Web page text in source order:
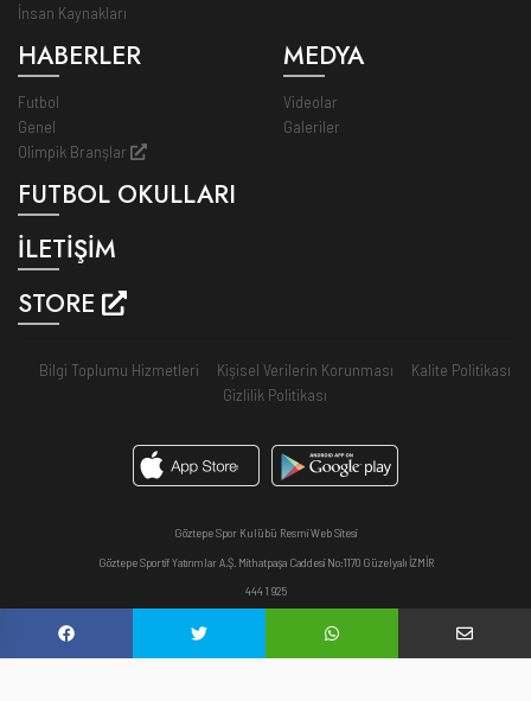
İnsan Kaynakları
HABERLER
Futbol
Genel
Olimpik Branşlar
MEDYA
Videolar
Galeriler
FUTBOL OKULLARI
İLETİŞİM
STORE
Bilgi Toplumu Hizmetleri Kişisel Verilerin Korunması
Kalite Politikası
Gizlilik Politikası
Göztepe Spor Kulübü Resmi Web Sitesi
Göztepe Sportif Yatırımlar A.Ş. Mithatpaşa Caddesi No:1170 Güzelyalı İZMİR
444 1 925